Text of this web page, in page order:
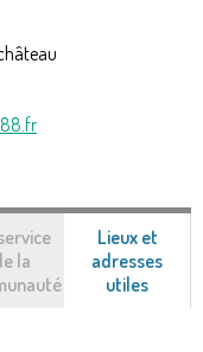
la
Lieux et
adresses
utiles
actif)